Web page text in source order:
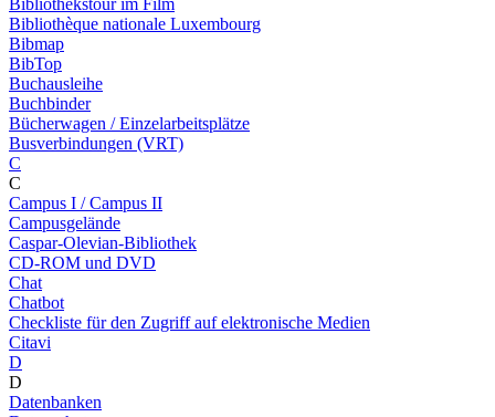
Bibliothekstour im Film
Bibliothèque nationale Luxembourg
Bibmap
BibTop
Buchausleihe
Buchbinder
Bücherwagen / Einzelarbeitsplätze
Busverbindungen (VRT)
C
C
Campus I / Campus II
Campusgelände
Caspar-Olevian-Bibliothek
CD-ROM und DVD
Chat
Chatbot
Checkliste für den Zugriff auf elektronische Medien
Citavi
D
D
Datenbanken